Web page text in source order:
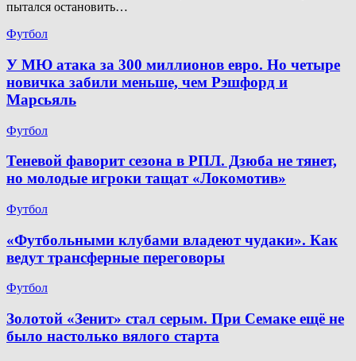
пытался остановить…
Футбол
У МЮ атака за 300 миллионов евро. Но четыре
новичка забили меньше, чем Рэшфорд и
Марсьяль
Футбол
Теневой фаворит сезона в РПЛ. Дзюба не тянет,
но молодые игроки тащат «Локомотив»
Футбол
«Футбольными клубами владеют чудаки». Как
ведут трансферные переговоры
Футбол
Золотой «Зенит» стал серым. При Семаке ещё не
было настолько вялого старта